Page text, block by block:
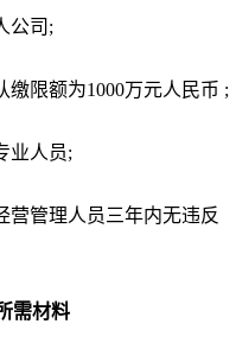
公司;
限额为1000万元人民币 ;
人员;
管理人员三年内无违反
需材料